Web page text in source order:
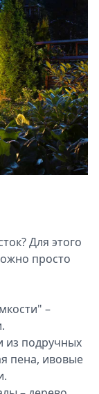
Для этого
просто
–
из подручных
пена, ивовые